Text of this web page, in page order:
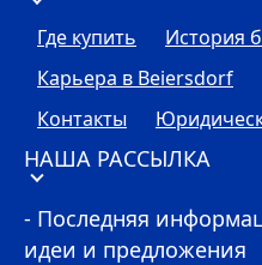
Где купить
История
Карьера в Beiersdorf
Контакты
НАША РАССЫЛКА
- Последняя
идеи и предложения